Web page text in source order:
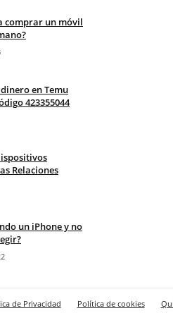
comprar un móvil
en Temu
423355044
Relaciones
un iPhone y no
de Privacidad Política de cookies